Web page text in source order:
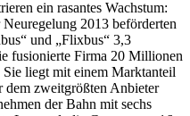
ein rasantes Wachstum:
2013 beförderten
und „Flixbus“ 3,3
fusionierte Firma 20 Millionen
liegt mit einem Marktanteil
zweitgrößten Anbieter
der Bahn mit sechs